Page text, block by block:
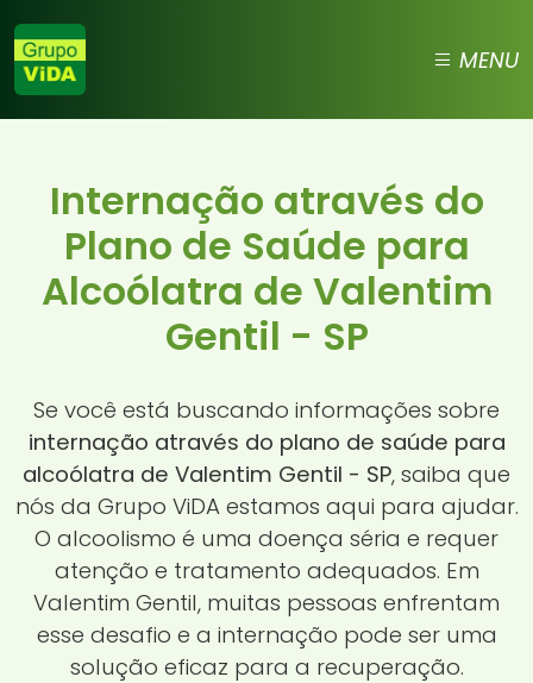
MENU
Internação através do
Plano de Saúde para
Alcoólatra de Valentim
Gentil - SP
Se você está buscando informações sobre
internação através do plano de saúde para
alcoólatra de Valentim Gentil - SP, saiba que
nós da Grupo ViDA estamos aqui para ajudar.
O alcoolismo é uma doença séria e requer
atenção e tratamento adequados. Em
Valentim Gentil, muitas pessoas enfrentam
esse desafio e a internação pode ser uma
solução eficaz para a recuperação.